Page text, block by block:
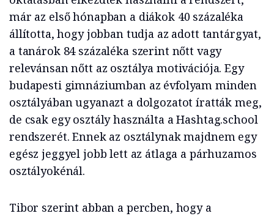
már az első hónapban a diákok 40 százaléka
állította, hogy jobban tudja az adott tantárgyat,
a tanárok 84 százaléka szerint nőtt vagy
relevánsan nőtt az osztálya motivációja. Egy
budapesti gimnáziumban az évfolyam minden
osztályában ugyanazt a dolgozatot íratták meg,
de csak egy osztály használta a Hashtag.school
rendszerét. Ennek az osztálynak majdnem egy
egész jeggyel jobb lett az átlaga a párhuzamos
osztályokénál.
Tibor szerint abban a percben, hogy a